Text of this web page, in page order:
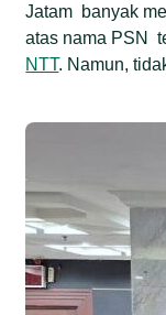
Jatam banyak
atas nama PSN
NTT. Namun,